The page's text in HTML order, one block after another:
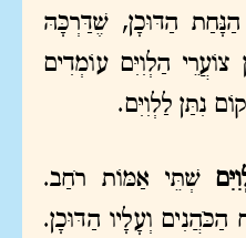
הַדּוּכָן, שֶׁדַּרְכָּהּ
צוֹעֲרֵי הַלְוִיִּם עוֹמְדִים
נִתַּן לַלְוִיִּם.
שְׁתֵּי אַמּוֹת רֹחַב.
וְעָלָיו הַדּוּכָן.